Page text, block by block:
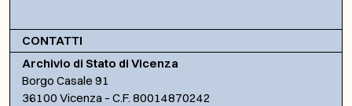
CONTATTI
Archivio di Stato di Vicenza
Borgo Casale 91
36100 Vicenza – C.F. 80014870242